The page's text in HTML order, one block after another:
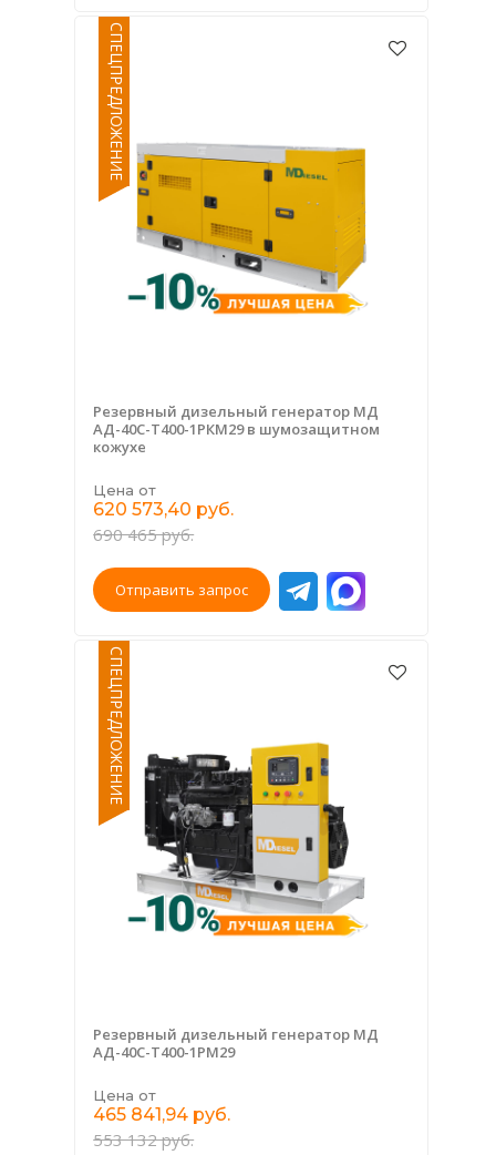
СПЕЦПРЕДЛОЖЕНИЕ
Резервный дизельный генератор МД
АД-40С-Т400-1РКМ29 в шумозащитном
кожухе
Цена от
620 573,40 руб.
690 465 руб.
Отправить запрос
СПЕЦПРЕДЛОЖЕНИЕ
Резервный дизельный генератор МД
АД-40С-Т400-1РМ29
Цена от
465 841,94 руб.
553 132 руб.